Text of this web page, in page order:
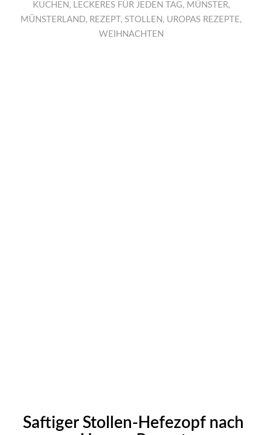
KUCHEN , LECKERES FÜR JEDEN TAG, MÜNSTER,
MÜNSTERLAND, REZEPT , STOLLEN , UROPAS REZEPTE,
WEIHNACHTEN
Saftiger Stollen-Hefezopf nach